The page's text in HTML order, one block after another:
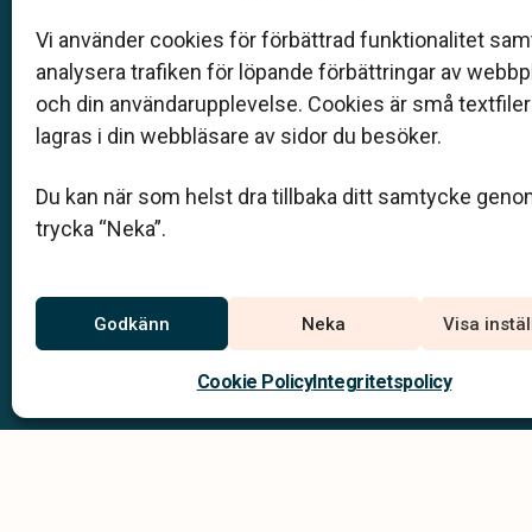
Vi använder cookies för förbättrad funktionalitet
analysera trafiken för löpande förbättringar av
och din användarupplevelse. Cookies är små
lagras i din webbläsare av sidor du besöker.
Du kan när som helst dra tillbaka ditt samtycke
trycka “Neka”.
Godkänn Neka Visa
Cookie PolicyIntegritetspolicy
auktoriserade inom Sveriges begravningsbyråers
förbund (SBF). Det personliga är centralt för oss,
när det gäller bemötande och när vi utformar
skräddarsydda personliga begravningar.
info@helsingebegravningar.se
Jourtelefon
0278 – 173 70